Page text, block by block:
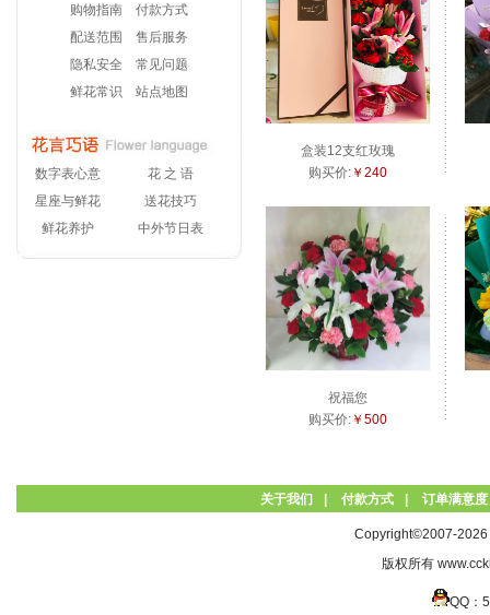
购物指南
付款方式
配送范围
售后服务
隐私安全
常见问题
鲜花常识
站点地图
数字表心意
花 之 语
星座与鲜花
送花技巧
鲜花养护
中外节日表
盒装12支红玫瑰
购买价: ￥240
祝福您
购买价: ￥500
关于我们 付款方式 订单满意度
Copyright©2007-2026
版权所有
QQ